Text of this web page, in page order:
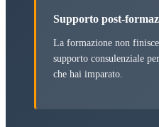
Supporto post-
La formazione non
supporto consulenziale
che hai imparato.